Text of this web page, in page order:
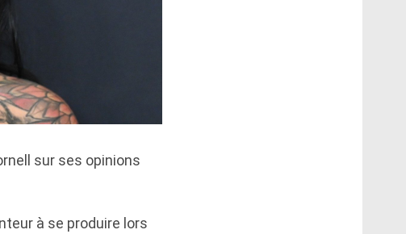
sur ses opinions
à se produire lors